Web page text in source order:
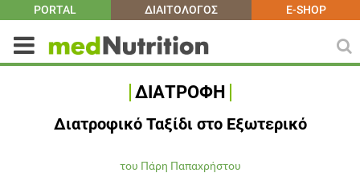
PORTAL ΔΙΑΙΤΟΛΟΓΟΣ E-SHOP
ΔΙΑΤΡΟΦΗ
Διατροφικό Ταξίδι στο Εξωτερικό
του Πάρη Παπαχρήστου